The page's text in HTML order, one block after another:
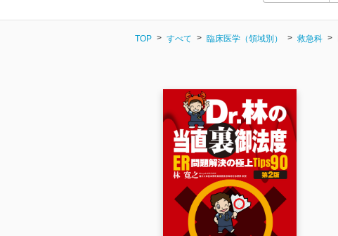
TOP すべて 臨床医学（領域別） 救急科